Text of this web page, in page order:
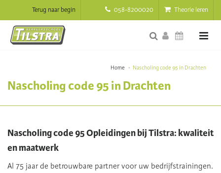
058-8200020 Theorie leren
Terug naar begin
Home Nascholing code 95 in Drachten
Nascholing code 95 in Drachten
Nascholing code 95 Opleidingen bij Tilstra: kwaliteit
en maatwerk
Al 75 jaar de betrouwbare partner voor uw bedrijfstrainingen.